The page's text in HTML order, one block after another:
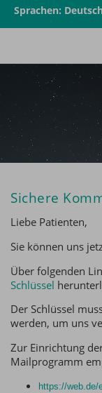
Sprachen:
Sichere
Liebe Patienten,
Sie können uns
Über folgenden
Schlüssel
Der Schlüssel
werden, um uns
Zur Einrichtung
Mailprogramm
https://web.de/